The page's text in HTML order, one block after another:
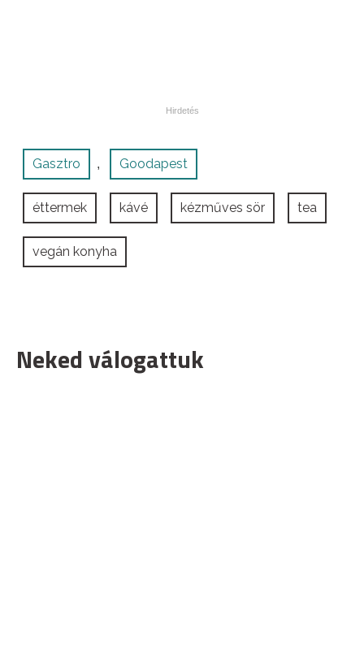
Gasztro , Goodapest
éttermek kávé kézműves sör tea
vegán konyha
Neked válogattuk